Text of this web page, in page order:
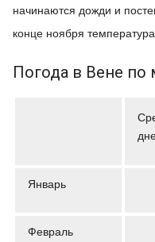
начинаются дожди и
конце ноября
Погода в Вене по
Январь
Февраль